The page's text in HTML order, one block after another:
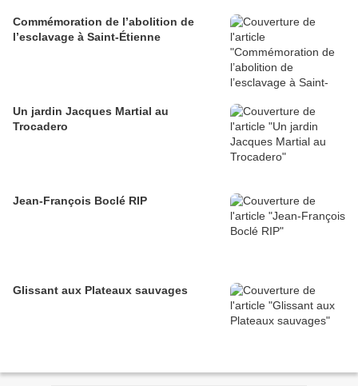
Commémoration de l’abolition de
l’esclavage à Saint-Étienne
Un jardin Jacques Martial au
Trocadero
Jean-François Boclé RIP
Glissant aux Plateaux sauvages